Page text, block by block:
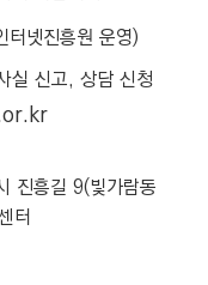
터넷진흥원 운영)
실 신고, 상담 신청
진흥길 9(빛가람동
터